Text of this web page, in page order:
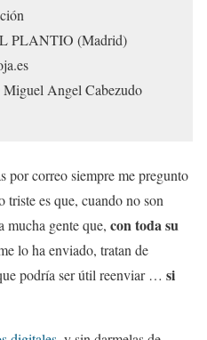
PLANTIO (Madrid)
Angel Cabezudo
por correo siempre me pregunto
triste es que, cuando no son
mucha gente que, con toda su
lo ha enviado, tratan de
podría ser útil reenviar … si